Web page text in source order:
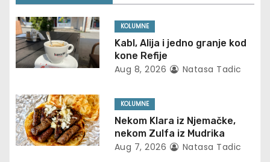
a
v
i
g
a
t
KOLUMNE
Kabl, Alija i jedno granje kod
kone Refije
Aug 8, 2026 Natasa Tadic
KOLUMNE
Nekom Klara iz Njemačke,
nekom Zulfa iz Mudrika
Aug 7, 2026 Natasa Tadic